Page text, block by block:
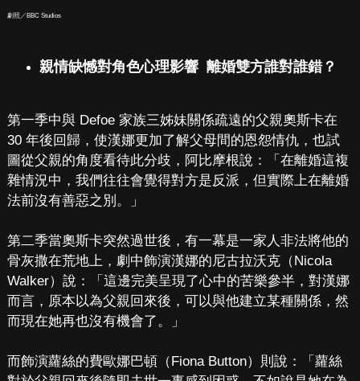
劇照／BBC Studios
親情缺憾對角色心理影響 離婚雙方誰對誰錯？
第一季中與 Defoe 家族三姊妹關係疏遠的父親奧斯卡在
30 年後回歸，使漢娜更加了解父母間的恩怨情仇，也試
圖從父親的角度看待此分歧，阿比摩根說：「在離婚這複
雜情況中，我們往往會覺得對方是反派，但實際上在離婚
法前沒有善惡之別。」
第二季當奧斯卡突然過世後，有一幕是一家人非法將他的
骨灰撒在荒地上，劇中飾演漢娜的尼古拉沃克（Nicola
Walker）說：「這邊完美呈現了心中的苦樂參半，對漢娜
而言，原本以為父親回來後，可以與他建立某種關係，然
而現在她再也沒有機會了。」
而飾演蘿絲的費歐娜巴頓（Fiona Button）則說：「蘿絲